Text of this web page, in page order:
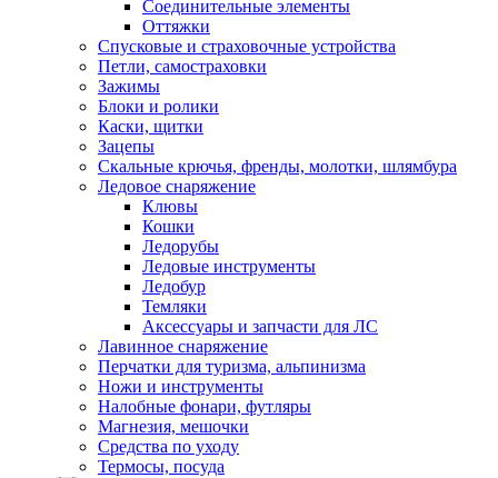
Соединительные элементы
Оттяжки
Спусковые и страховочные устройства
Петли, самостраховки
Зажимы
Блоки и ролики
Каски, щитки
Зацепы
Скальные крючья, френды, молотки, шлямбура
Ледовое снаряжение
Клювы
Кошки
Ледорубы
Ледовые инструменты
Ледобур
Темляки
Аксессуары и запчасти для ЛС
Лавинное снаряжение
Перчатки для туризма, альпинизма
Ножи и инструменты
Налобные фонари, футляры
Магнезия, мешочки
Средства по уходу
Термосы, посуда